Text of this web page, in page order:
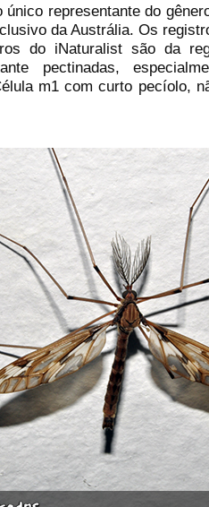
único representante do
da Austrália. Os
do iNaturalist são da
pectinadas,
élula m1 com curto pecíolo,